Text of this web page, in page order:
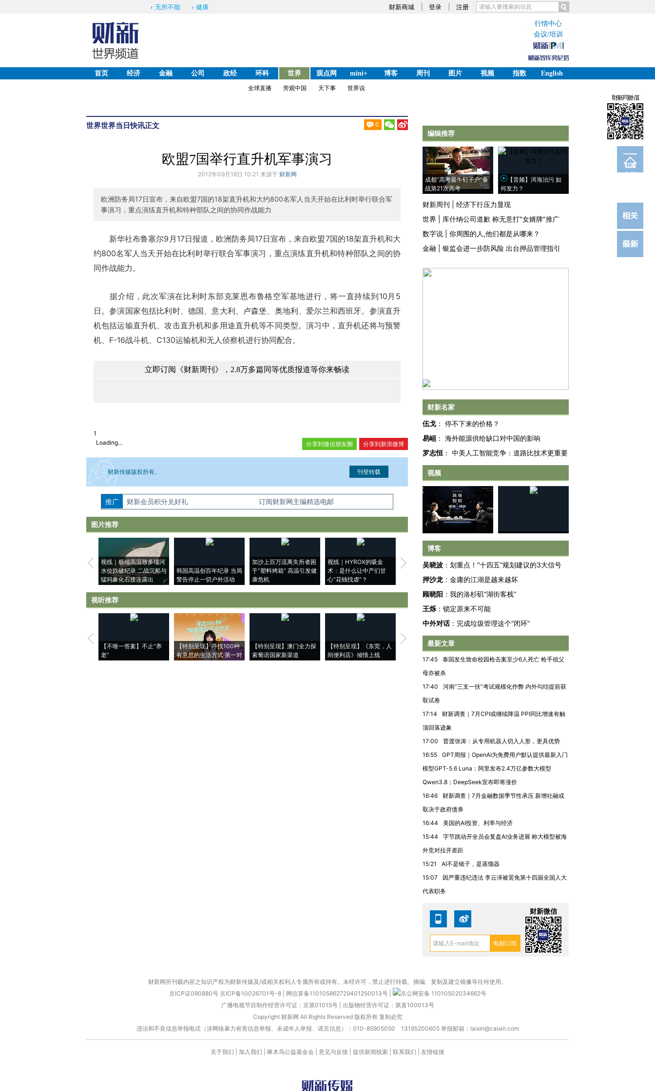
财新商城 登录 注册
无所不能 健康
行情中心
会议/培训
首页 经济 金融 公司 政经 环科 世界 观点网 mini+ 博客 周刊 图片 视频 指数
English
全球直播
旁观中国 天下事 世界说
世界世界当日快讯正文 0
订阅
电邮
欧盟7国举行直升机军事演习
2012年09月18日 10:21 来源于 财新网
欧洲防务局17日宣布，来自欧盟7国的18架直升机和大约800名军人当天开始在比利时举行联合军
事演习，重点演练直升机和特种部队之间的协同作战能力
新华社布鲁塞尔9月17日报道，欧洲防务局17日宣布，来自欧盟7国的18架直升机和大
约800名军人当天开始在比利时举行联合军事演习，重点演练直升机和特种部队之间的协
同作战能力。
据介绍，此次军演在比利时东部克莱恩布鲁格空军基地进行，将一直持续到10月5
日。参演国家包括比利时、德国、意大利、卢森堡、奥地利、爱尔兰和西班牙。参演直升
机包括运输直升机、攻击直升机和多用途直升机等不同类型。演习中，直升机还将与预警
机、F-16战斗机、C130运输机和无人侦察机进行协同配合。
立即订阅《财新周刊》，2.8万多篇同等优质报道等你来畅读
1
Loading...
分享到新浪微博
分享到微信朋友圈
财新传媒版权所有。
如需刊登转载请点击右侧按钮，提交相关信息。经确认即可刊登转载。
推广 财新会员积分兑好礼 订阅财新网主编精选电邮
图片推荐
视线｜极端高温致多瑙河
水位跌破纪录 二战沉船与
猛犸象化石接连露出
韩国高温创百年纪录 当局
警告停止一切户外活动
加沙上百万流离失所者困
于“塑料烤箱” 高温引发健
康危机
视线｜HYROX的吸金
术：是什么让中产们甘
心“花钱找虐”？
马航飞行员跨国走私7万
粒摇头丸 尿检体内含3种
视线｜被称为“蟑螂”的印
度Z世代 用街头抗争将教
育部长拱下台
视线｜“入侵”还是“人道危
机”？难民潮撕裂西班牙
视听推荐
【不唯一答案】不止“养
老”
【特别呈现】寻找100种
有意思的生活方式·第一对
【特别呈现】澳门全力探
索葡语国家新渠道
【特别呈现】《东莞，人
间便利店》倾情上线
【推广】走进第四届链博
会，让数智科技“链”接产
有意思的生活方式·第三对
【商旅对话】华住集团
住三大增长引擎是什么？
编辑推荐
成都“高考最牛钉子户”备
战第21次高考
【音频】洱海治污 如
何发力？
财新周刊
经济下行压力显现
世界
库什纳公司道歉 称无意打"女婿牌"推广
数字说
你周围的人,他们都是从哪来？
金融
银监会进一步防风险 出台押品管理指引
财新名家
伍戈 ： 停不下来的价格？
易峘 ： 海外能源供给缺口对中国的影响
罗志恒 ： 中美人工智能竞争：道路比技术更重要
视频
博客
吴晓波 ： 划重点！“十四五”规划建议的3大信号
押沙龙 ： 金庸的江湖是越来越坏
顾晓阳 ： 我的洛杉矶“湖街客栈”
王烁 ： 锁定原来不可能
中外对话： 完成垃圾管理这个“闭环”
最新文章
17:45
泰国发生致命校园枪击案至少6人死亡 枪手祖父
母亦被杀
17:40
河南“三支一扶”考试规模化作弊 内外勾结提前获
取试卷
17:14
财新调查｜7月CPI或继续降温 PPI同比增速有触
顶回落迹象
17:00
普渡张涛：从专用机器人切入人形，更具优势
16:55
GPT周报｜OpenAI为免费用户默认提供最新入门
模型GPT-5.6 Luna；阿里发布2.4万亿参数大模型
Qwen3.8；DeepSeek宣布即将涨价
16:46
财新调查｜7月金融数据季节性承压 新增社融或
取决于政府债券
16:44
美国的AI投资、利率与经济
15:44
字节跳动开全员会复盘AI业务进展 称大模型被海
外竞对拉开差距
15:21
AI不是镜子，是蒸馏器
15:07
因严重违纪违法 李云泽被罢免第十四届全国人大
代表职务
财新微信
财新网所刊载内容之知识产权为财新传媒及/或相关权利人专属所有或持有。未经许可，禁止进行转载、摘编、复制及建立镜像等任何使用。
京ICP证090880号 京ICP备10026701号-8 网信算备110105862729401250013号
京公网安备 11010502034662号
广播电视节目制作经营许可证：京第01015号| 出版物经营许可证：第直100013号
Copyright 财新网 All Rights Reserved 版权所有 复制必究
违法和不良信息举报电话（涉网络暴力有害信息举报、未成年人举报、谣言信息）：010-85905050 13195200605 举报邮箱：laixin@caixin.com
关于我们 加入我们 啄木鸟公益基金会 意见与反馈 提供新闻线索 联系我们 友情链接